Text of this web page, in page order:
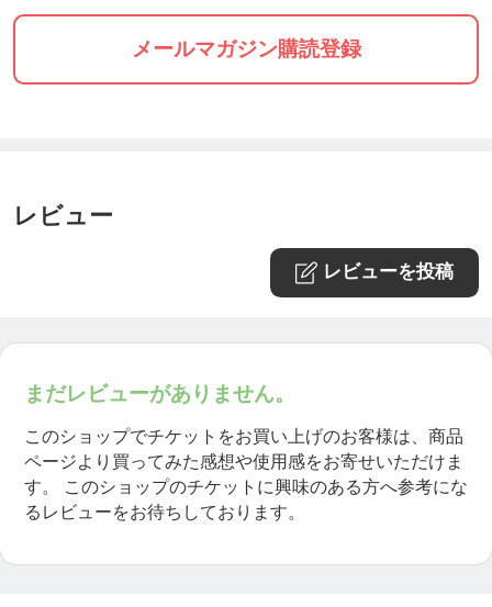
⇩
③墓地・周辺の草取り。
⑤お線香を立てて、お参りをする。
⇩
★完了報告をSNS・郵送等でお客様にお伝えしま
☆お得な回数券タイプもございます☆
「年間2回タイプ」
メールマガジン購読登録
レビュー
レビューを投稿
まだレビューがありません。
このショップでチケットをお買い上げのお客様は、商品
ページより買ってみた感想や使用感をお寄せいただけま
す。
このショップのチケットに興味のある方へ参考にな
るレビューをお待ちしております。